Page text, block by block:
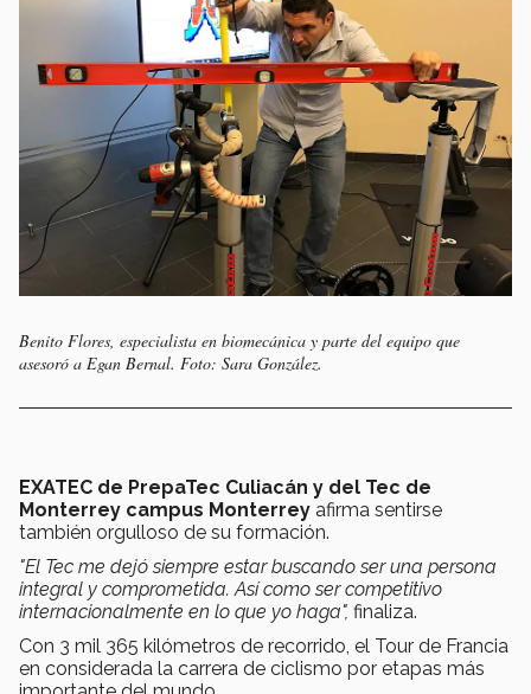
Benito Flores, especialista en biomecánica y parte del equipo que
asesoró a Egan Bernal. Foto: Sara González.
EXATEC de PrepaTec Culiacán y del Tec de
Monterrey campus Monterrey afirma sentirse
también orgulloso de su formación.
"El Tec me dejó siempre estar buscando ser una persona
integral y comprometida. Así como ser competitivo
internacionalmente en lo que yo haga", finaliza.
Con 3 mil 365 kilómetros de recorrido, el Tour de Francia
en considerada la carrera de ciclismo por etapas más